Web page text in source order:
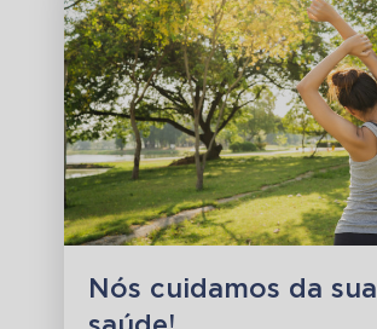
Nós cuidamos da sua